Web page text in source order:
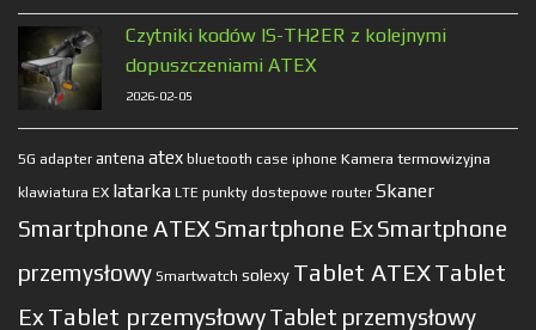
Czytniki kodów IS-TH2ER z kolejnymi
dopuszczeniami ATEX
2026-02-05
5G adapter antena atex bluetooth case iphone Kamera termowizyjna
klawiatura EX latarka LTE punkty dostepowe router Skaner
Smartphone ATEX Smartphone ExSmartphone
przemysłowy Smartwatch solexy Tablet ATEXTablet
Ex Tablet przemysłowyTablet przemysłowy